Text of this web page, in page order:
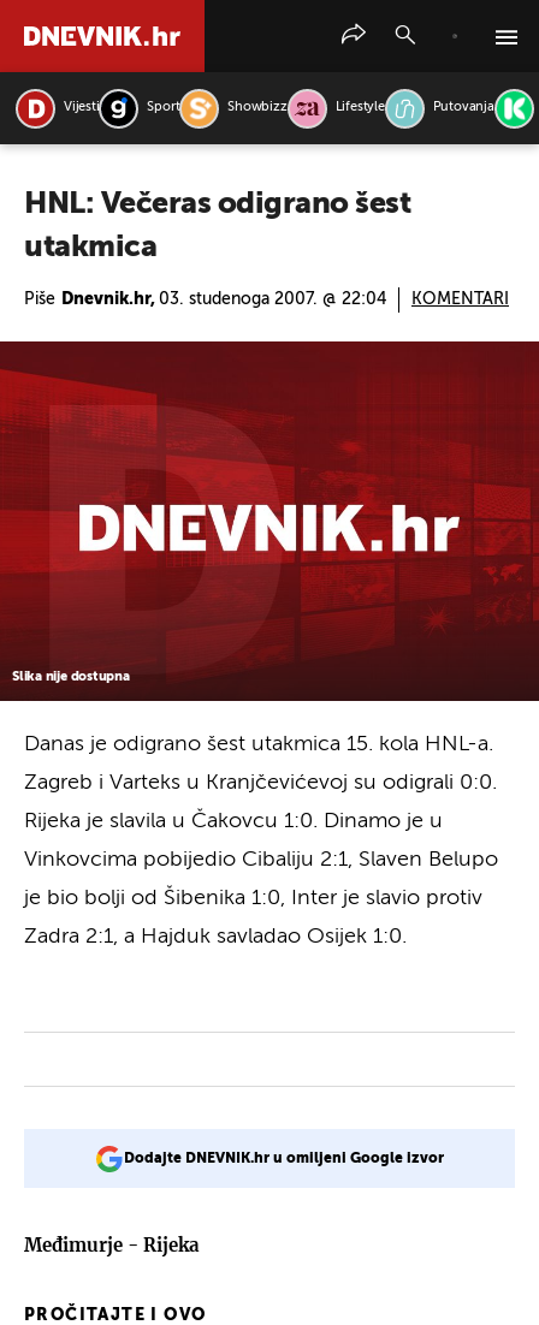
Vijesti Sport Showbizz Lifestyle Putovanja
HNL: Večeras odigrano šest
utakmica
Piše Dnevnik.hr, 03. studenoga 2007. @ 22:04 KOMENTARI
Slika nije dostupna
Danas je odigrano šest utakmica 15. kola HNL-a.
Zagreb i Varteks u Kranjčevićevoj su odigrali 0:0.
Rijeka je slavila u Čakovcu 1:0. Dinamo je u
Vinkovcima pobijedio Cibaliju 2:1, Slaven Belupo
je bio bolji od Šibenika 1:0, Inter je slavio protiv
Zadra 2:1, a Hajduk savladao Osijek 1:0.
Dodajte DNEVNIK.hr u omiljeni Google izvor
Međimurje - Rijeka
PROČITAJTE I OVO
PRETRAŽITE VIJESTI